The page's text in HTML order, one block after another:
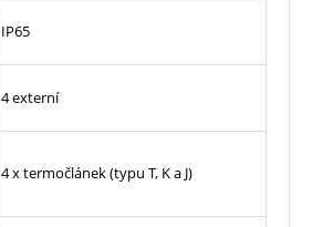
IP65
4 externí
4 x termočlánek (typu T, K a J)